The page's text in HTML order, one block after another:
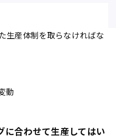
生産体制を取らなければな
動
に合わせて生産してはい